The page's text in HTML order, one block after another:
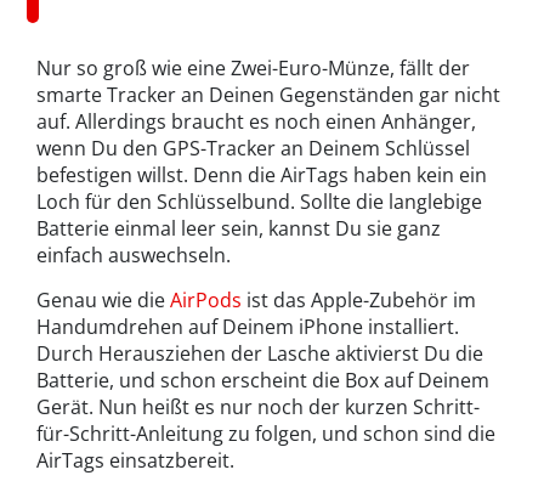
Nur so groß wie eine Zwei-Euro-Münze, fällt der
smarte Trackeran Deinen Gegenständen gar nicht
auf. Allerdings braucht es noch einen Anhänger,
wenn Du den GPS-Trackeran Deinem Schlüssel
befestigen willst. Denn dieAirTags haben kein ein
Loch für den Schlüsselbund. Sollte die langlebige
Batterie einmal leer sein, kannst Du sie ganz
einfach auswechseln.
Genau wie dieAirPods ist das Apple-Zubehör im
Handumdrehen auf Deinem iPhone installiert.
Durch Herausziehen der Lasche aktivierst Du die
Batterie, und schon erscheint die Box auf Deinem
Gerät. Nun heißt es nur noch der kurzen Schritt-
für-Schritt-Anleitung zu folgen, und schon sind die
AirTags einsatzbereit.